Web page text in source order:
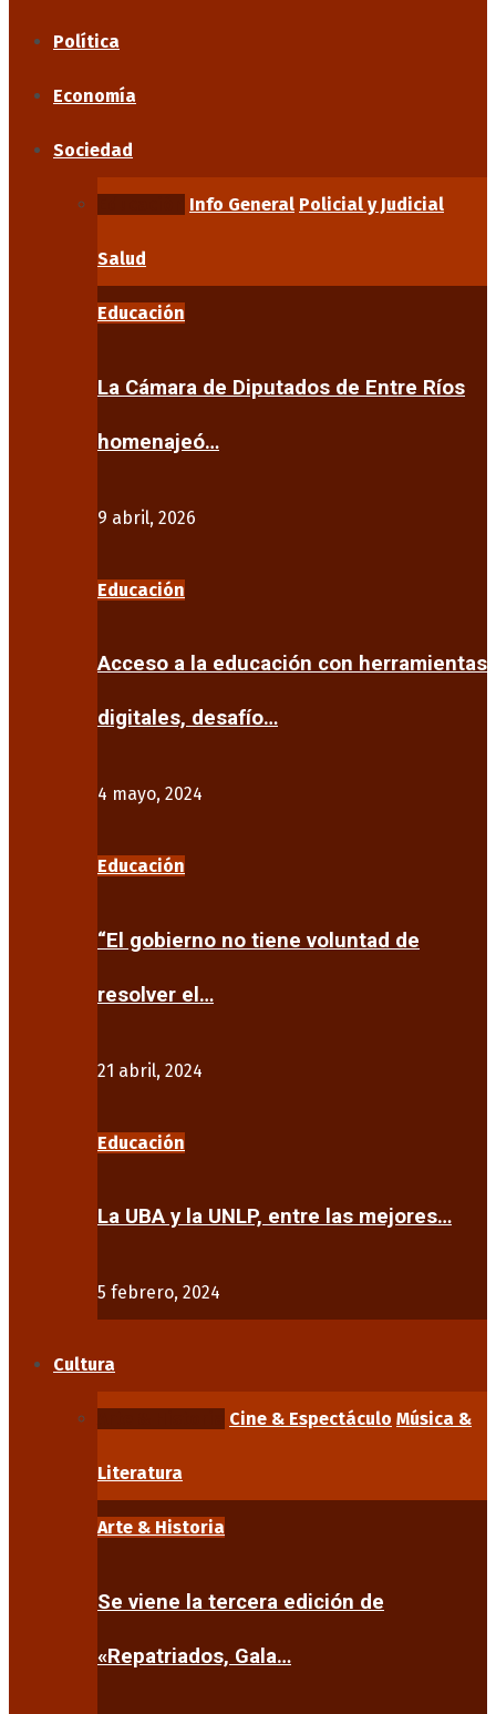
Política
Economía
Sociedad
Info General Policial y Judicial
Salud
Educación
La Cámara de Diputados de Entre Ríos
homenajeó…
9 abril, 2026
Educación
Acceso a la educación con herramientas
digitales, desafío…
4 mayo, 2024
Educación
“El gobierno no tiene voluntad de
resolver el…
21 abril, 2024
Educación
La UBA y la UNLP, entre las mejores…
5 febrero, 2024
Cultura
Cine & Espectáculo Música &
Literatura
Arte & Historia
Se viene la tercera edición de
«Repatriados, Gala…